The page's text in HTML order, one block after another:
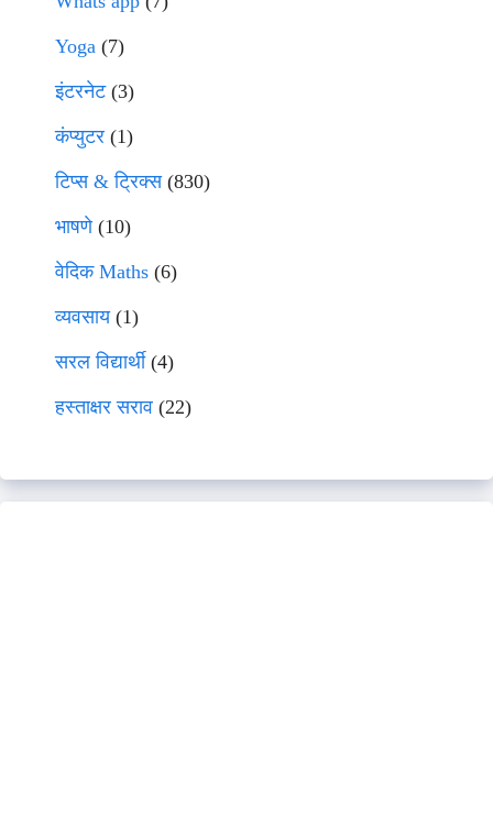
Yoga (7)
इंटरनेट(3)
कंप्युटर (1)
टिप्स & ट्रिक्स(830)
भाषणे(10)
वेदिक Maths (6)
व्यवसाय(1)
सरल विद्यार्थी(4)
हस्ताक्षर सराव (22)